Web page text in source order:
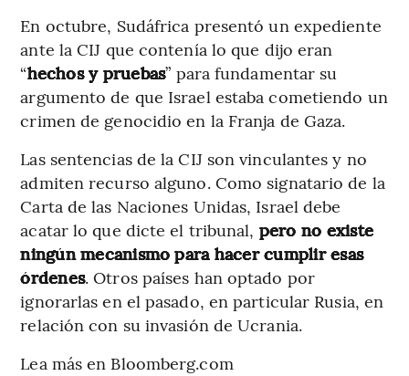
En octubre, Sudáfrica presentó un expediente
ante la CIJ que contenía lo que dijo eran
“hechos y pruebas” para fundamentar su
argumento de que Israel estaba cometiendo un
crimen de genocidio en la Franja de Gaza.
Las sentencias de la CIJ son vinculantes y no
admiten recurso alguno. Como signatario de la
Carta de las Naciones Unidas, Israel debe
acatar lo que dicte el tribunal, pero no existe
ningún mecanismo para hacer cumplir esas
órdenes. Otros países han optado por
ignorarlas en el pasado, en particular Rusia, en
relación con su invasión de Ucrania.
Lea más en Bloomberg.com